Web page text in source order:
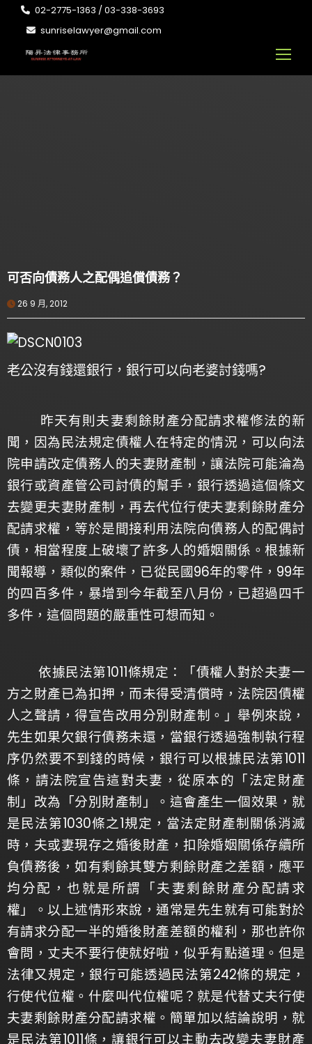
02-2775-1363 / 03-338-3693
sunriselawyer@gmail.com
可否向債務人之配偶追償債務？
26 9 月, 2012
老公沒有錢還銀行，銀行可以向老婆討錢嗎?
昨天有則夫妻剩餘財產分配請求權修法的新
聞，因為民法規定債權人在特定的情況，可以向法
院申請改定債務人的夫妻財產制，讓法院可能淪為
銀行或資產管公司討債的幫手，銀行透過這個條文
去變更夫妻財產制，再去代位行使夫妻剩餘財產分
配請求權，等於是間接利用法院向債務人的配偶討
債，相當程度上破壞了許多人的婚姻關係。根據新
聞報導，類似的案件，已從民國96年的零件，99年
的四百多件，暴增到今年截至八月份，已超過四千
多件，這個問題的嚴重性可想而知。
依據民法第1011條規定：「債權人對於夫妻一
方之財產已為扣押，而未得受清償時，法院因債權
人之聲請，得宣告改用分別財產制。」舉例來說，
先生如果欠銀行債務未還，當銀行透過強制執行程
序仍然要不到錢的時候，銀行可以根據民法第1011
條，請法院宣告這對夫妻，從原本的「法定財產
制」改為「分別財產制」。這會產生一個效果，就
是民法第1030條之1規定，當法定財產制關係消滅
時，夫或妻現存之婚後財產，扣除婚姻關係存續所
負債務後，如有剩餘其雙方剩餘財產之差額，應平
均分配，也就是所謂「夫妻剩餘財產分配請求
權」。以上述情形來說，通常是先生就有可能對於
有請求分配一半的婚後財產差額的權利，那也許你
會問，丈夫不要行使就好啦，似乎有點道理。但是
法律又規定，銀行可能透過民法第242條的規定，
行使代位權。什麼叫代位權呢？就是代替丈夫行使
夫妻剩餘財產分配請求權。簡單加以結論說明，就
是民法第1011條，讓銀行可以主動去改變夫妻財產